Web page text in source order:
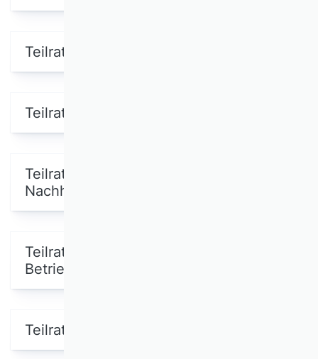
Teilrating Logistik
Teilrating Marketing
Teilrating
Nachhaltigkeitsmanagement
Teilrating Öffentliche
Betriebswirtschaftslehre
Teilrating Operations Research